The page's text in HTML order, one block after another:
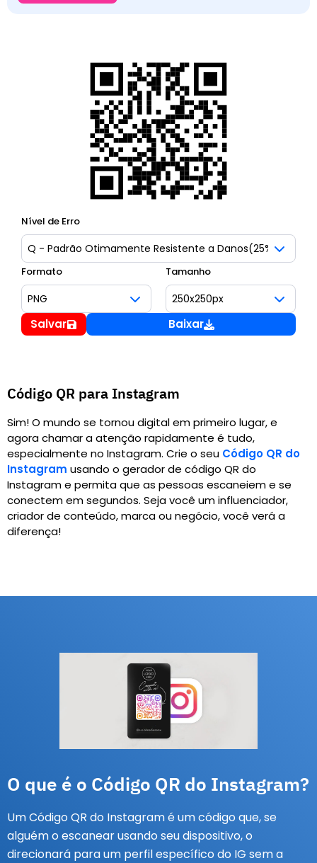
Nível de Erro
Formato Tamanho
Salvar Baixar
Código QR para Instagram
Sim! O mundo se tornou digital em primeiro lugar, e
agora chamar a atenção rapidamente é tudo,
especialmente no Instagram. Crie o seu Código QR do
Instagram usando o gerador de código QR do
Instagram e permita que as pessoas escaneiem e se
conectem em segundos. Seja você um influenciador,
criador de conteúdo, marca ou negócio, você verá a
diferença!
O que é o Código QR do Instagram?
Um Código QR do Instagram é um código que, se
alguém o escanear usando seu dispositivo, o
direcionará para um perfil específico do IG sem a